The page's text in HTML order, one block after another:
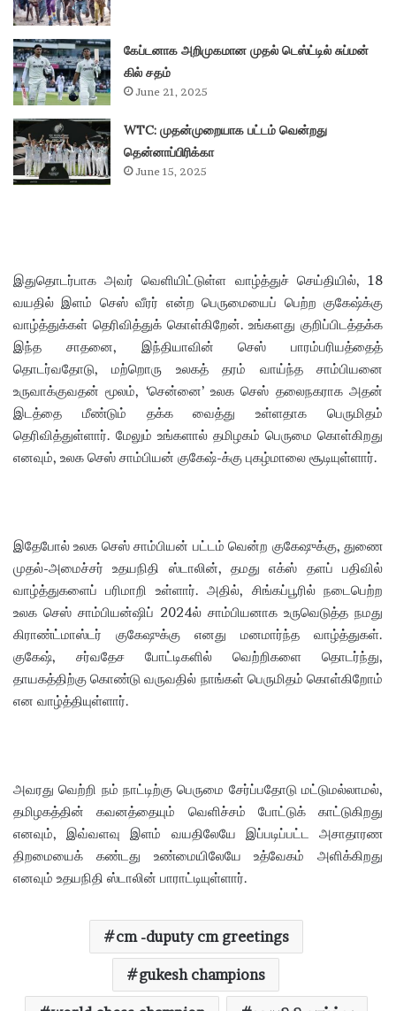
கேப்டனாக அறிமுகமான முதல் டெஸ்ட்டில் சுப்மன்
கில் சதம்
June 21, 2025
WTC: முதன்முறையாக பட்டம் வென்றது
தென்னாப்பிரிக்கா
June 15, 2025
இதுதொடர்பாக அவர் வெளியிட்டுள்ள வாழ்த்துச் செய்தியில், 18
வயதில் இளம் செஸ் வீரர் என்ற பெருமையைப் பெற்ற குகேஷ்க்கு
வாழ்த்துக்கள் தெரிவித்துக் கொள்கிறேன். உங்களது குறிப்பிடத்தக்க
இந்த சாதனை, இந்தியாவின் செஸ் பாரம்பரியத்தைத்
தொடர்வதோடு, மற்றொரு உலகத் தரம் வாய்ந்த சாம்பியனை
உருவாக்குவதன் மூலம், ‘சென்னை’ உலக செஸ் தலைநகராக அதன்
இடத்தை மீண்டும் தக்க வைத்து உள்ளதாக பெருமிதம்
தெரிவித்துள்ளார். மேலும் உங்களால் தமிழகம் பெருமை கொள்கிறது
எனவும், உலக செஸ் சாம்பியன் குகேஷ்-க்கு புகழ்மாலை சூடியுள்ளார்.
இதேபோல் உலக செஸ் சாம்பியன் பட்டம் வென்ற குகேஷுக்கு, துணை
முதல்-அமைச்சர் உதயநிதி ஸ்டாலின், தமது எக்ஸ் தளப் பதிவில்
வாழ்த்துகளைப் பரிமாறி உள்ளார். அதில், சிங்கப்பூரில் நடைபெற்ற
உலக செஸ் சாம்பியன்ஷிப் 2024ல் சாம்பியனாக உருவெடுத்த நமது
கிராண்ட்மாஸ்டர் குகேஷுக்கு எனது மனமார்ந்த வாழ்த்துகள்.
குகேஷ், சர்வதேச போட்டிகளில் வெற்றிகளை தொடர்ந்து,
தாயகத்திற்கு கொண்டு வருவதில் நாங்கள் பெருமிதம் கொள்கிறோம்
என வாழ்த்தியுள்ளார்.
அவரது வெற்றி நம் நாட்டிற்கு பெருமை சேர்ப்பதோடு மட்டுமல்லாமல்,
தமிழகத்தின் கவனத்தையும் வெளிச்சம் போட்டுக் காட்டுகிறது
எனவும், இவ்வளவு இளம் வயதிலேயே இப்படிப்பட்ட அசாதாரண
திறமையைக் கண்டது உண்மையிலேயே உத்வேகம் அளிக்கிறது
எனவும் உதயநிதி ஸ்டாலின் பாராட்டியுள்ளார்.
cm -duputy cm greetings
gukesh champions